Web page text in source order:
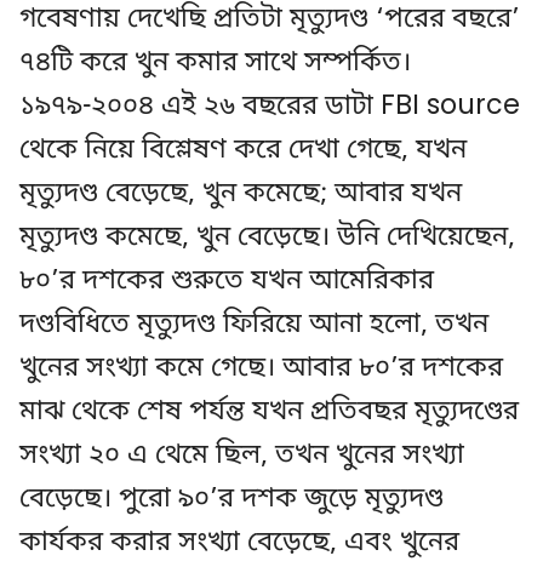
গবেষণায় দেখেছি প্রতিটা মৃত্যুদণ্ড ‘পরের বছরে’
৭৪টি করে খুন কমার সাথে সম্পর্কিত।
১৯৭৯-২০০৪ এই ২৬ বছরের ডাটা FBI source
থেকে নিয়ে বিশ্লেষণ করে দেখা গেছে, যখন
মৃত্যুদণ্ড বেড়েছে, খুন কমেছে; আবার যখন
মৃত্যুদণ্ড কমেছে, খুন বেড়েছে। উনি দেখিয়েছেন,
৮০’র দশকের শুরুতে যখন আমেরিকার
দণ্ডবিধিতে মৃত্যুদণ্ড ফিরিয়ে আনা হলো, তখন
খুনের সংখ্যা কমে গেছে। আবার ৮০’র দশকের
মাঝ থেকে শেষ পর্যন্ত যখন প্রতিবছর মৃত্যুদণ্ডের
সংখ্যা ২০ এ থেমে ছিল, তখন খুনের সংখ্যা
বেড়েছে। পুরো ৯০’র দশক জুড়ে মৃত্যুদণ্ড
কার্যকর করার সংখ্যা বেড়েছে, এবং খুনের